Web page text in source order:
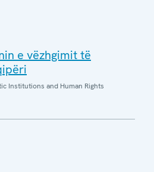
e vëzhgimit të
Institutions and Human Rights